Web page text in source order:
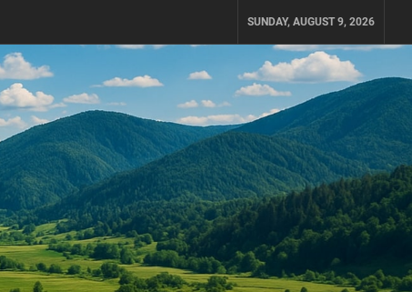
SUNDAY, AUGUST 9, 2026